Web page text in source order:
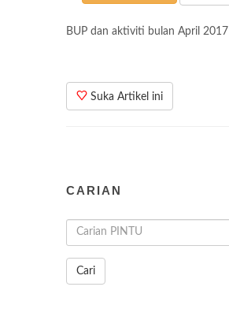
BUP dan aktiviti bulan April 2017
Suka Artikel ini
CARIAN
Cari